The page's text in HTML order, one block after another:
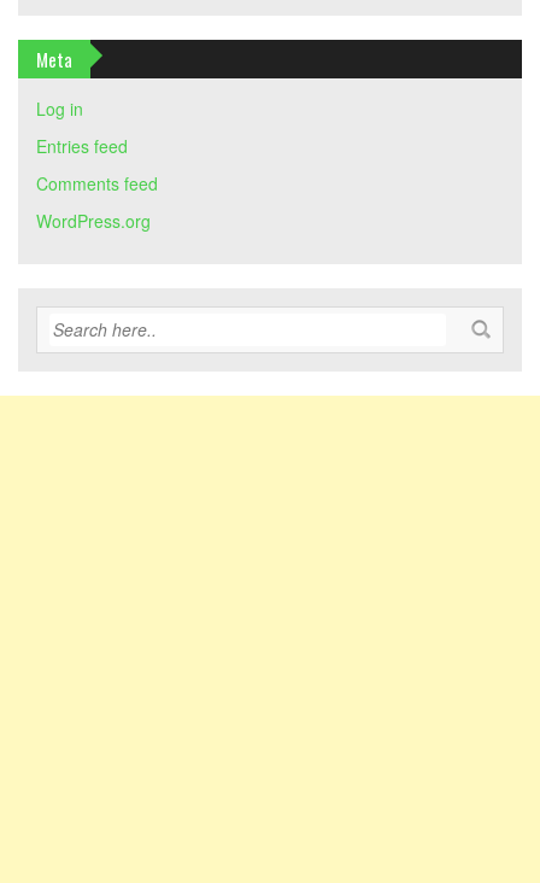
Meta
Log in
Entries feed
Comments feed
WordPress.org